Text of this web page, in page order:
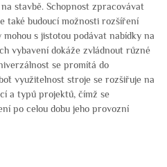
stavbě. Schopnost zpracovávat
také budoucí možnosti rozšíření
s jistotou podávat nabídky na
vybavení dokáže zvládnout různé
se promítá do
využitelnost stroje se rozšiřuje na
a typů projektů, čímž se
po celou dobu jeho provozní